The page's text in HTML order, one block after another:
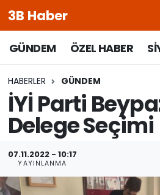
3B Haber
GÜNDEM ÖZEL HABER
HABERLER GÜNDEM
İYİ Parti
Delege Seçimi
07.11.2022 - 10:17
YAYINLANMA
Beypazarı Hava
Beypazarı Trafik
Süper Lig Puan
Tüm Manşetler